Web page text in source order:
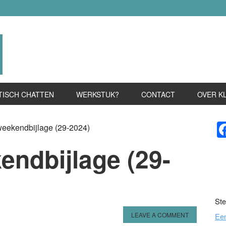
CHATTEN WERKSTUK? CONTACT OVER
(29-2024)
(29-
LEAVE A COMMENT